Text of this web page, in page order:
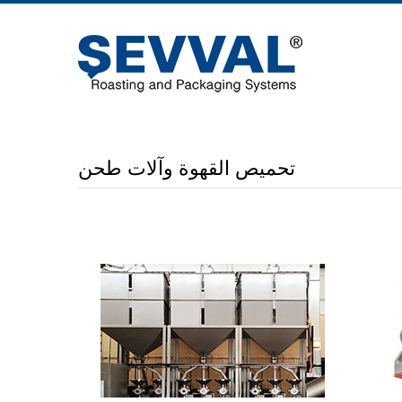
تحميص القهوة وآلات طحن